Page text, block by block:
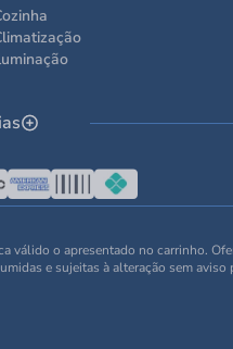
o apresentado no carrinho.
e sujeitas à alteração sem aviso